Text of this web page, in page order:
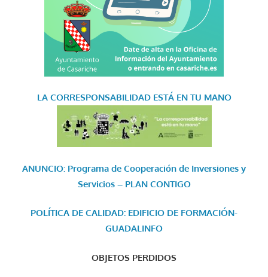
LA CORRESPONSABILIDAD ESTÁ EN TU MANO
ANUNCIO: Programa de Cooperación de Inversiones y
Servicios – PLAN CONTIGO
POLÍTICA DE CALIDAD: EDIFICIO DE FORMACIÓN-
GUADALINFO
OBJETOS PERDIDOS